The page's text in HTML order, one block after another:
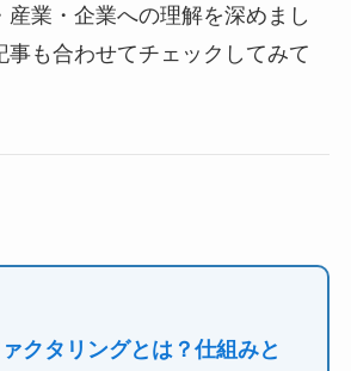
産業・企業への理解を深めまし
事も合わせてチェックしてみて
ァクタリングとは？仕組みと